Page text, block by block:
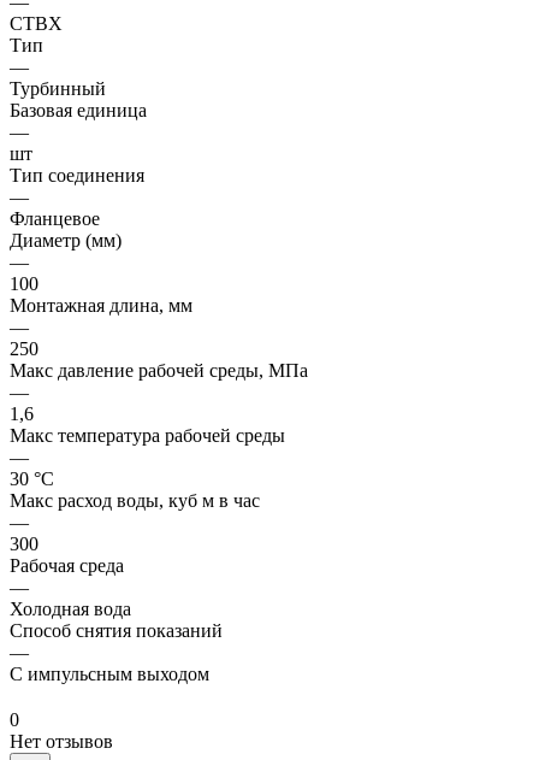
СТВХ
Тип
—
Турбинный
Базовая единица
—
шт
Тип соединения
—
Фланцевое
Диаметр (мм)
—
100
Монтажная длина, мм
—
250
Макс давление рабочей среды, МПа
—
1,6
Макс температура рабочей среды
—
30 °С
Макс расход воды, куб м в час
—
300
Рабочая среда
—
Холодная вода
Способ снятия показаний
—
С импульсным выходом
0
Нет отзывов